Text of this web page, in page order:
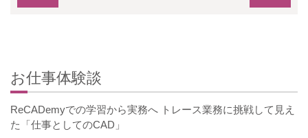
お仕事体験談
ReCADemyでの学習から実務へ トレース業務に挑戦して見え
た「仕事としてのCAD」